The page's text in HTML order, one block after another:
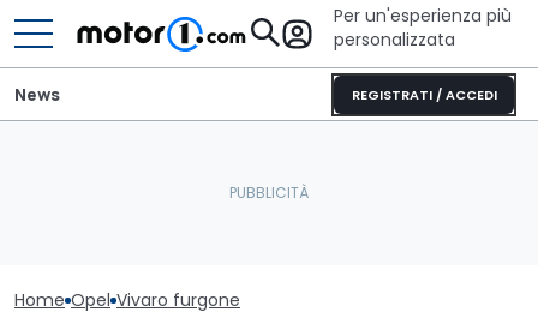
Per un'esperienza più
personalizzata
REGISTRATI / ACCEDI
News
Home Opel Vivaro furgone